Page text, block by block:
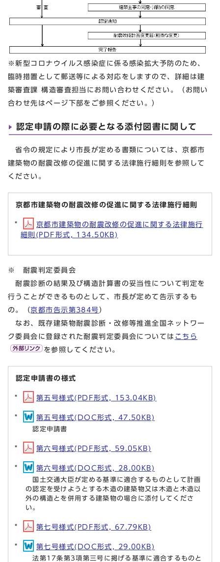
※新型コロナウイルス感染症に係る感染拡大予防のため、
臨時措置として郵送等による対応をしますので、詳細は建
築審査課 構造審査担当にお問い合わせください。（お問い
合わせ先はページ下部をご参照ください。）
認定申請の際に必要となる添付図書に関して
省令の規定により市長が定める書類については、京都市
建築物の耐震改修の促進に関する法律施行細則を参照して
ください。
京都市建築物の耐震改修の促進に関する法律施行細則
京都市建築物の耐震改修の促進に関する法律施行
細則(PDF形式, 134.50KB)
※ 耐震判定委員会
耐震診断の結果及び構造計算書の妥当性について判定を
行うことができるものとして、市長が定めて告示するも
の。（京都市告示第384号 ）
なお、既存建築物耐震診断・改修等推進全国ネットワー
ク委員会に登録された耐震判定委員会については こちら
を参照してください。
認定申請書の様式
第五号様式(PDF形式, 153.04KB)
第五号様式(DOC形式, 47.50KB)
認定申請書
第六号様式(PDF形式, 59.05KB)
第六号様式(DOC形式, 28.00KB)
国土交通大臣が定める基準に適合するものとして計画
の認定を受けようとする木造の建築物又は木造と木造以
外の構造とを併用する建築物の場合に添付してくださ
い。
第七号様式(PDF形式, 67.79KB)
第七号様式(DOC形式, 29.00KB)
法第17条第3項第三号に掲げる基準に適合するものと